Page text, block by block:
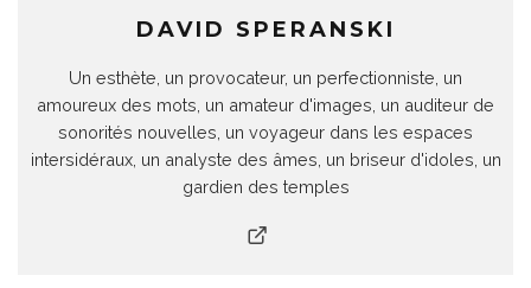
DAVID SPERANSKI
Un esthète, un provocateur, un perfectionniste, un
amoureux des mots, un amateur d'images, un auditeur de
sonorités nouvelles, un voyageur dans les espaces
intersidéraux, un analyste des âmes, un briseur d'idoles, un
gardien des temples